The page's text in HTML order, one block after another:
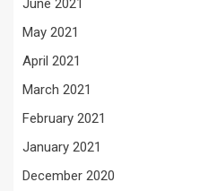
June 2021
May 2021
April 2021
March 2021
February 2021
January 2021
December 2020